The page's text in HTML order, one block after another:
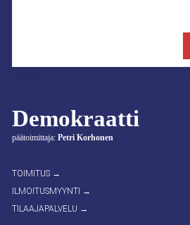
Demokraatti
päätoimittaja: Petri Korhonen
TOIMITUS →
ILMOITUSMYYNTI →
TILAAJAPALVELU →